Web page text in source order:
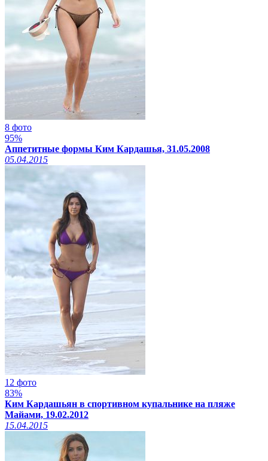
8 фото
95%
Аппетитные формы Ким Кардашья, 31.05.2008
05.04.2015
12 фото
83%
Ким Кардашьян в спортивном купальнике на пляже
Майами, 19.02.2012
15.04.2015